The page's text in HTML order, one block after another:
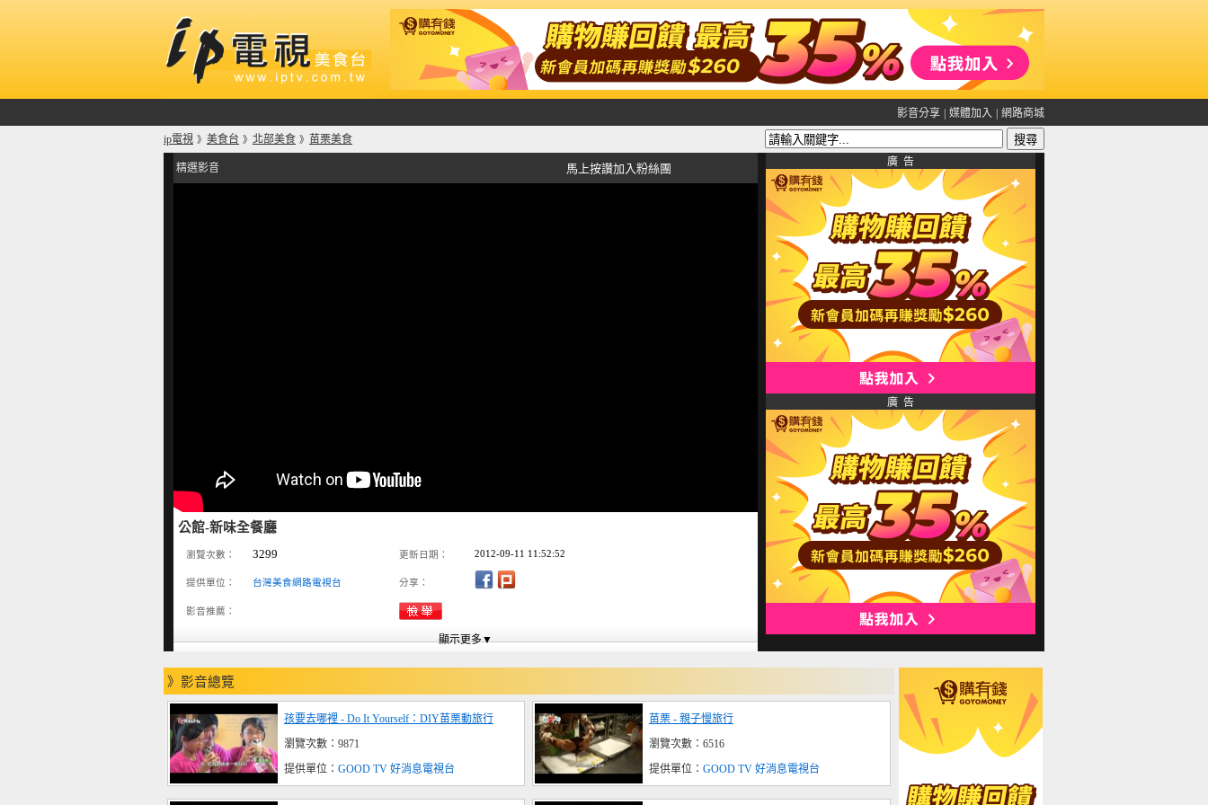
影音分享 媒體加入 網路商城
ip電視 》 美食台 》 北部美食 》 苗栗美食
精選影音 馬上按讚加入粉絲團
公館-新味全餐廳
瀏覽次數： 3299 更新日期： 2012-09-11 11:52:52
提供單位： 台灣美食網路電視台 分享：
影音推薦：
廣 告
廣 告
》影音總覽
孩要去哪裡 - Do It Yourself：DIY苗栗動旅行
瀏覽次數：9871
提供單位： GOOD TV 好消息電視台
苗栗 - 親子慢旅行
瀏覽次數：6516
提供單位： GOOD TV 好消息電視台